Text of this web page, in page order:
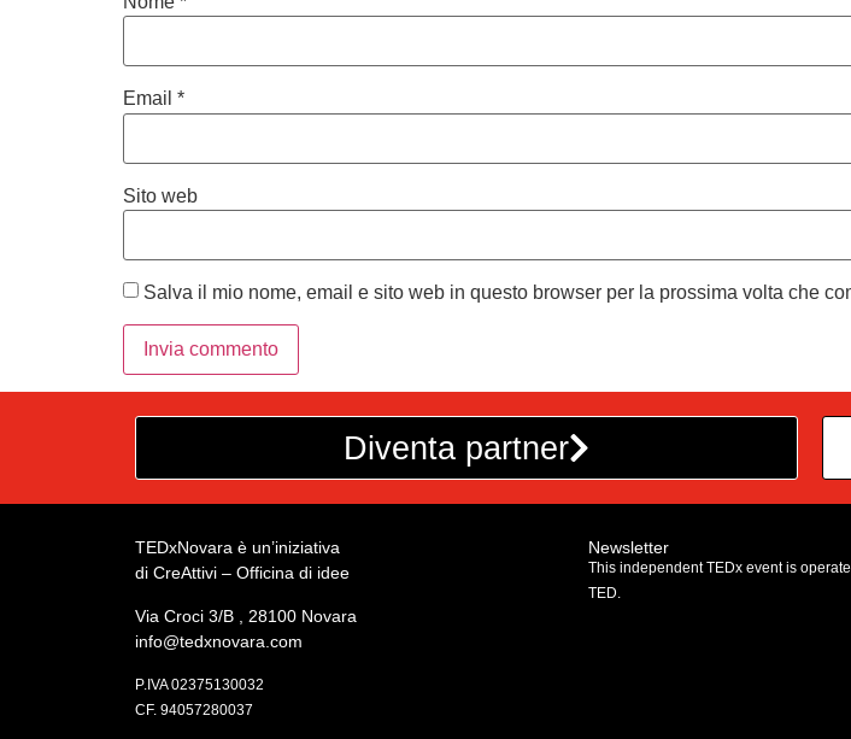
Email *
Sito web
Salva il mio nome, email e sito web in questo browser per la prossima volta che
Diventa partner
TEDxNovara è un’iniziativa
di CreAttivi – Officina di idee
Via Croci 3/B , 28100 Novara
info@tedxnovara.com
P.IVA 02375130032
CF. 94057280037
Newsletter
This independent TEDx event is
TED.